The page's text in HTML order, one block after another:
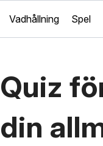
Vadhållning Spel
Quiz
din